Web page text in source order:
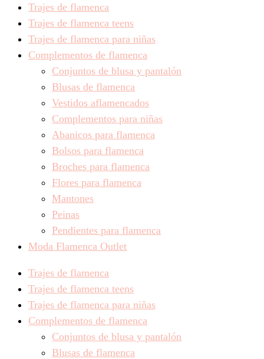
Trajes de flamenca
Trajes de flamenca teens
Trajes de flamenca para niñas
Complementos de flamenca
Conjuntos de blusa y pantalón
Blusas de flamenca
Vestidos aflamencados
Complementos para niñas
Abanicos para flamenca
Bolsos para flamenca
Broches para flamenca
Flores para flamenca
Mantones
Peinas
Pendientes para flamenca
Moda Flamenca Outlet
Trajes de flamenca
Trajes de flamenca teens
Trajes de flamenca para niñas
Complementos de flamenca
Conjuntos de blusa y pantalón
Blusas de flamenca